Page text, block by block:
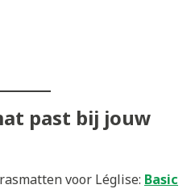
past bij jouw
voor Léglise: Basic